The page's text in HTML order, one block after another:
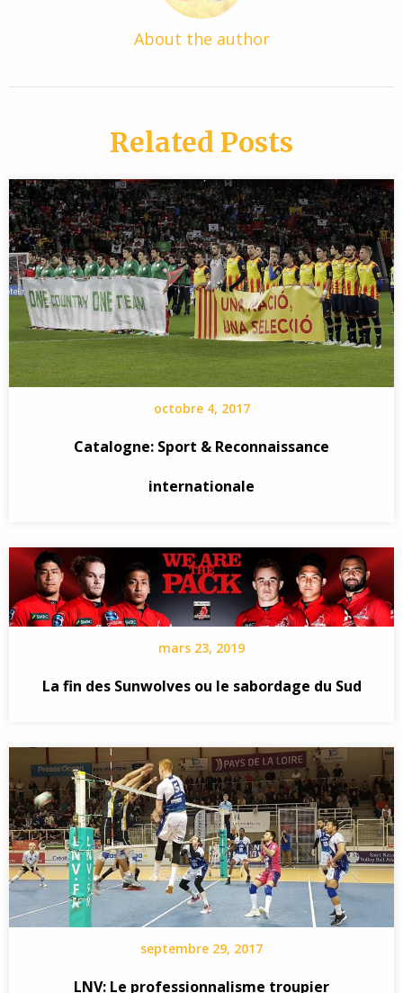
About the author
Related Posts
octobre 4, 2017
Catalogne: Sport & Reconnaissance
internationale
mars 23, 2019
La fin des Sunwolves ou le sabordage du Sud
septembre 29, 2017
LNV: Le professionnalisme troupier